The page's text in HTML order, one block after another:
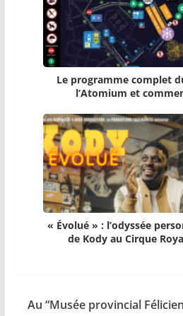
Le programme complet
l’Atomium et
« Évolué » : l’odyssée
de Kody au Cirque
Au “Musée provincial